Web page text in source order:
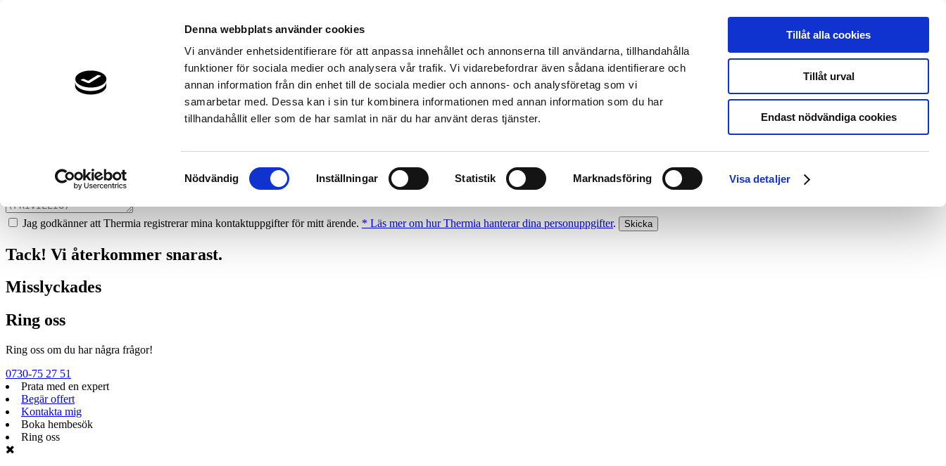
Denna webbplats använder cookies
Vi använder enhetsidentifierare för att anpassa innehållet och annonserna till användarna, tillhandahålla
funktioner för sociala medier och analysera vår trafik. Vi vidarebefordrar även sådana identifierare och
annan information från din enhet till de sociala medier och annons- och analysföretag som vi
samarbetar med. Dessa kan i sin tur kombinera informationen med annan information som du har
tillhandahållit eller som de har samlat in när du har använt deras tjänster.
Samtyckesval
Nödvändig Inställningar Statistik Marknadsföring Visa detaljer
Tillåt alla cookies
Tillåt urval
Endast nödvändiga cookies
Vi ger dig gärna goda råd - helt kostnadsfritt.
Vi hjälper dig att räkna ut mycket du kan spara med en värmepump!
Jag godkänner att Thermia registrerar mina kontaktuppgifter för mitt ärende. * Läs mer om hur Thermia hanterar dina personuppgifter.
Tack! Vi återkommer snarast.
Misslyckades
Ring oss
Ring oss om du har några frågor!
0730-75 27 51
Prata med en expert
Begär offert
Kontakta mig
Boka hembesök
Ring oss